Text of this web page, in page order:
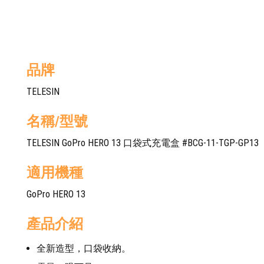
品牌
TELESIN
名稱/型號
TELESIN GoPro HERO 13 口袋式充電盒 #BCG-11-TGP-GP13
適用機種
GoPro HERO 13
產品介紹
全新造型，口袋收納。